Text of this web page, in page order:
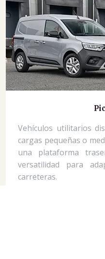
Vehículos utilitarios
cargas pequeñas o
una plataforma
versatilidad para
carreteras.